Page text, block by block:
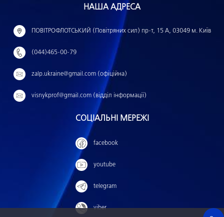
й
:
НАША АДРЕСА
ПОВІТРОФЛОТСЬКИЙ (Повітряних сил) пр-т, 15 А, 03049 м. Київ
(044)465-00-79
zalp.ukraine@gmail.com (офіційна)
visnykprof@gmail.com (відділ інформації)
СОЦІАЛЬНІ МЕРЕЖІ
facebook
youtube
telegram
viber